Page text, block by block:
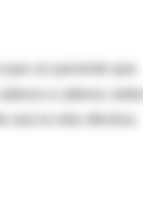
un paciente que
sea la más efectiva.